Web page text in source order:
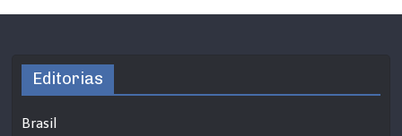
Editorias
Brasil